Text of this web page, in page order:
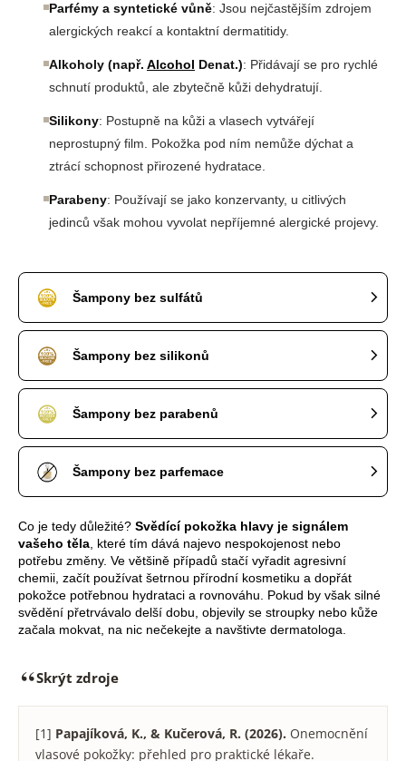
Parfémy a syntetické vůně: Jsou nejčastějším zdrojem
alergických reakcí a kontaktní dermatitidy.
Alkoholy (např. Alcohol Denat.): Přidávají se pro rychlé
schnutí produktů, ale zbytečně kůži dehydratují.
Silikony: Postupně na kůži a vlasech vytvářejí
neprostupný film. Pokožka pod ním nemůže dýchat a
ztrácí schopnost přirozené hydratace.
Parabeny: Používají se jako konzervanty, u citlivých
jedinců však mohou vyvolat nepříjemné alergické projevy.
Šampony bez sulfátů
Šampony bez silikonů
Šampony bez parabenů
Šampony bez parfemace
Co je tedy důležité? Svědící pokožka hlavy je signálem
vašeho těla, které tím dává najevo nespokojenost nebo
potřebu změny. Ve většině případů stačí vyřadit agresivní
chemii, začít používat šetrnou přírodní kosmetiku a dopřát
pokožce potřebnou hydrataci a rovnováhu. Pokud by však silné
svědění přetrvávalo delší dobu, objevily se stroupky nebo kůže
začala mokvat, na nic nečekejte a navštivte dermatologa.
Skrýt zdroje
[1] Papajíková, K., & Kučerová, R. (2026). Onemocnění
vlasové pokožky: přehled pro praktické lékaře.